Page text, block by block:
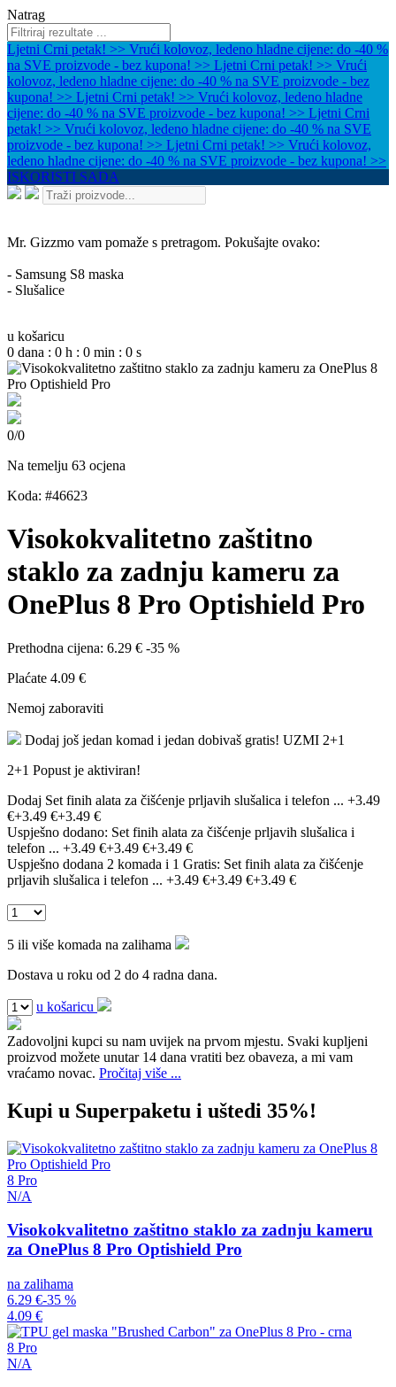
Natrag
Ljetni Crni petak! >> Vrući kolovoz, ledeno hladne cijene: do -40 %
na SVE proizvode - bez kupona! >> Ljetni Crni petak! >> Vrući
kolovoz, ledeno hladne cijene: do -40 % na SVE proizvode - bez
kupona! >> Ljetni Crni petak! >> Vrući kolovoz, ledeno hladne
cijene: do -40 % na SVE proizvode - bez kupona! >> Ljetni Crni
petak! >> Vrući kolovoz, ledeno hladne cijene: do -40 % na SVE
proizvode - bez kupona! >> Ljetni Crni petak! >> Vrući kolovoz,
ledeno hladne cijene: do -40 % na SVE proizvode - bez kupona! >>
ISKORISTI SADA
Mr. Gizzmo vam pomaže s pretragom. Pokušajte ovako:
- Samsung S8 maska
- Slušalice
u košaricu
0 dana : 0 h : 0 min : 0 s
0/0
Na temelju 63 ocjena
Koda: #46623
Visokokvalitetno zaštitno
staklo za zadnju kameru za
OnePlus 8 Pro Optishield Pro
Prethodna cijena: 6.29 € -35 %
Plaćate 4.09 €
Nemoj zaboraviti
Dodaj još jedan komad i jedan dobivaš gratis! UZMI 2+1
2+1 Popust je aktiviran!
Dodaj Set finih alata za čišćenje prljavih slušalica i telefon ... +3.49
€+3.49 €+3.49 €
Uspješno dodano: Set finih alata za čišćenje prljavih slušalica i
telefon ... +3.49 €+3.49 €+3.49 €
Uspješno dodana 2 komada i 1 Gratis: Set finih alata za čišćenje
prljavih slušalica i telefon ... +3.49 €+3.49 €+3.49 €
5 ili više komada na zalihama
Dostava u roku od 2 do 4 radna dana.
u košaricu
Zadovoljni kupci su nam uvijek na prvom mjestu. Svaki kupljeni
proizvod možete unutar 14 dana vratiti bez obaveza, a mi vam
vraćamo novac. Pročitaj više ...
Kupi u Superpaketu i uštedi 35%!
8 Pro
N/A
Visokokvalitetno zaštitno staklo za zadnju kameru
za OnePlus 8 Pro Optishield Pro
na zalihama
6.29 €-35 %
4.09 €
8 Pro
N/A